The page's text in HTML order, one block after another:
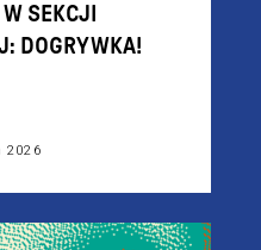
SEKCJI
DOGRYWKA!
2026